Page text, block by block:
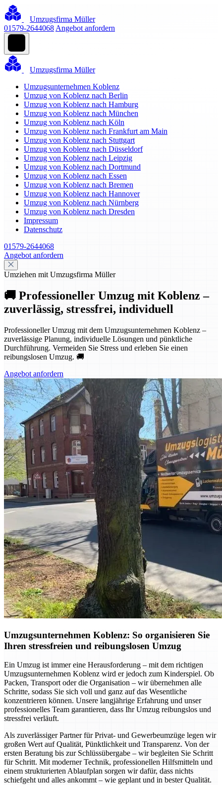
Umzugsfirma Müller
01579-2644068 Angebot anfordern
Umzugsfirma Müller
Umzugsunternehmen Koblenz
Umzug von Koblenz nach Berlin
Umzug von Koblenz nach Hamburg
Umzug von Koblenz nach München
Umzug von Koblenz nach Köln
Umzug von Koblenz nach Frankfurt am Main
Umzug von Koblenz nach Stuttgart
Umzug von Koblenz nach Düsseldorf
Umzug von Koblenz nach Leipzig
Umzug von Koblenz nach Dortmund
Umzug von Koblenz nach Essen
Umzug von Koblenz nach Bremen
Umzug von Koblenz nach Hannover
Umzug von Koblenz nach Nürnberg
Umzug von Koblenz nach Dresden
Impressum
Datenschutz
01579-2644068
Angebot anfordern
Umziehen mit Umzugsfirma Müller
🚚 Professioneller Umzug mit Koblenz –
zuverlässig, stressfrei, individuell
Professioneller Umzug mit dem Umzugsunternehmen Koblenz –
zuverlässige Planung, individuelle Lösungen und pünktliche
Durchführung. Vermeiden Sie Stress und erleben Sie einen
reibungslosen Umzug. 🚚
Angebot anfordern
Umzugsunternehmen Koblenz: So organisieren Sie
Ihren stressfreien und reibungslosen Umzug
Ein Umzug ist immer eine Herausforderung – mit dem richtigen
Umzugsunternehmen Koblenz wird er jedoch zum Kinderspiel. Ob
Packen, Transport oder die Organisation – wir übernehmen alle
Schritte, sodass Sie sich voll und ganz auf das Wesentliche
konzentrieren können. Unsere langjährige Erfahrung und unser
professionelles Team garantieren, dass Ihr Umzug reibungslos und
stressfrei verläuft.
Als zuverlässiger Partner für Privat- und Gewerbeumzüge legen wir
großen Wert auf Qualität, Pünktlichkeit und Transparenz. Von der
ersten Beratung bis zur Schlüssübergabe – wir begleiten Sie Schritt
für Schritt. Mit moderner Technik, professionellen Hilfsmitteln und
einem strukturierten Ablaufplan sorgen wir dafür, dass nichts
schiefgeht und alles ankommt – wie geplant und in bester Qualität.